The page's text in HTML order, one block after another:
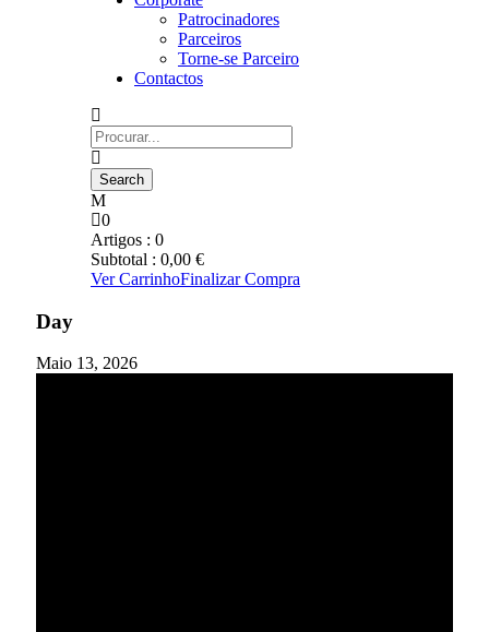
Patrocinadores
Parceiros
Torne-se Parceiro
Contactos
0
Artigos : 0
Subtotal : 0,00 €
Ver CarrinhoFinalizar Compra
Day
Maio 13, 2026